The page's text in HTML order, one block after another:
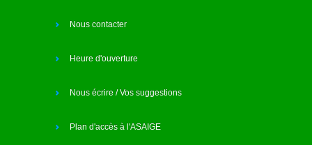
Nous contacter
Heure d'ouverture
Nous écrire / Vos suggestions
Plan d'accès à l'ASAIGE